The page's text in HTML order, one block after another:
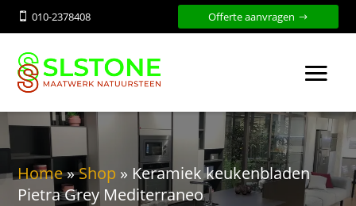
010-2378408 Offerte aanvragen
Home»Shop » Keramiek keukenbladen
Pietra Grey Mediterraneo